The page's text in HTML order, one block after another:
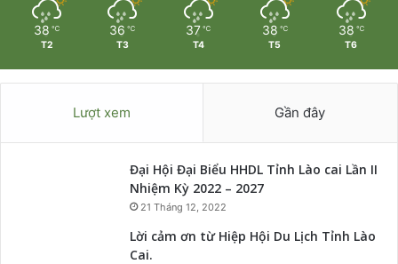
38 ℃
T2
36 ℃
T3
37 ℃
T4
38 ℃
T5
38 ℃
T6
Lượt xem Gần đây
Đại Hội Đại Biểu HHDL Tỉnh Lào cai Lần II
Nhiệm Kỳ 2022 – 2027
21 Tháng 12, 2022
Lời cảm ơn từ Hiệp Hội Du Lịch Tỉnh Lào
Cai.